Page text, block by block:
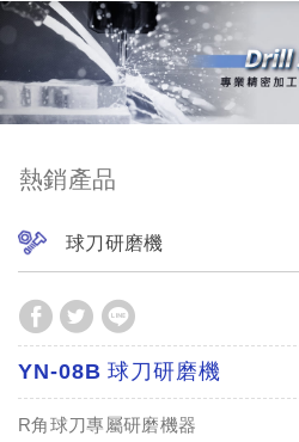
熱銷產品
球刀研磨機
YN-08B 球刀研磨機
R角球刀專屬研磨機器